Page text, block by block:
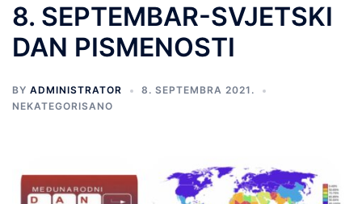
8. SEPTEMBAR-SVJETSKI
DAN PISMENOSTI
BY ADMINISTRATOR
8. SEPTEMBRA 2021.
NEKATEGORISANO